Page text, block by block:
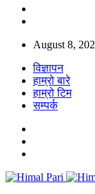
August 8,
विज्ञापन
हाम्रो बारे
हाम्रो टिम
सम्पर्क